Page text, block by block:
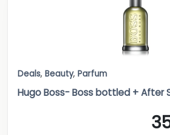
Deals, Beauty, Parfum
Hugo Boss- Boss bottled + After